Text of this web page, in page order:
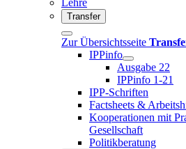
Transfer
Zur Übersichtsseite
IPPinfo
Ausgabe 22
IPPinfo 1-21
IPP-Schriften
Factsheets &
Kooperationen mit
Gesellschaft
Politikberatung